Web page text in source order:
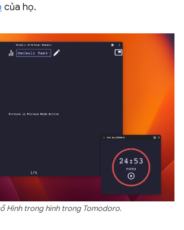
của họ.
Hình trong hình trong Tomodoro.